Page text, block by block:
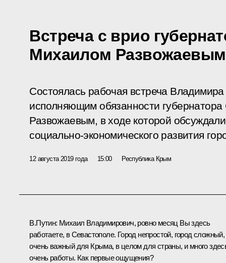
Встреча с врио
Михаилом Развожаевым
Состоялась рабочая встреча
исполняющим обязанности
Развожаевым, в ходе которой
социально‑экономического развития
12 августа 2019 года 15:00 Республика Крым
В.Путин: Михаил Владимирович, ровно месяц Вы здесь
работаете, в Севастополе. Город непростой, город сложный,
очень важный для Крыма, в целом для страны, и много
очень работы. Как первые ощущения?